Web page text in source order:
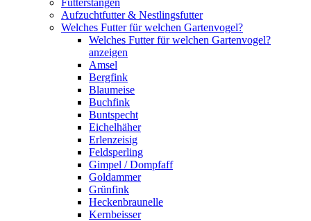
Aufzuchtfutter & Nestlingsfutter
Welches Futter für welchen Gartenvogel?
Welches Futter für welchen Gartenvogel?
anzeigen
Amsel
Bergfink
Blaumeise
Buchfink
Buntspecht
Eichelhäher
Erlenzeisig
Feldsperling
Gimpel / Dompfaff
Goldammer
Grünfink
Heckenbraunelle
Kernbeisser